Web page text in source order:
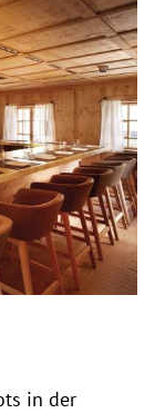
in der